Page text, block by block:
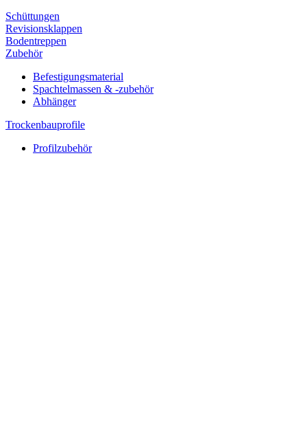
Schüttungen
Revisionsklappen
Bodentreppen
Zubehör
Befestigungsmaterial
Spachtelmassen & -zubehör
Abhänger
Trockenbauprofile
Profilzubehör